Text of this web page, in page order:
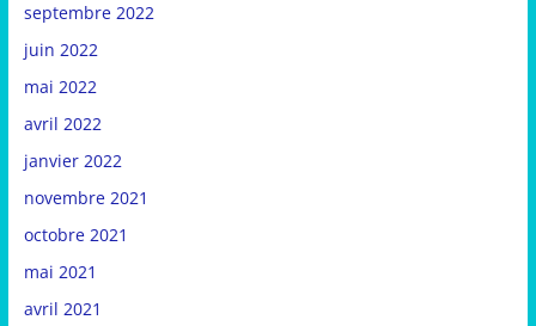
septembre 2022
juin 2022
mai 2022
avril 2022
janvier 2022
novembre 2021
octobre 2021
mai 2021
avril 2021